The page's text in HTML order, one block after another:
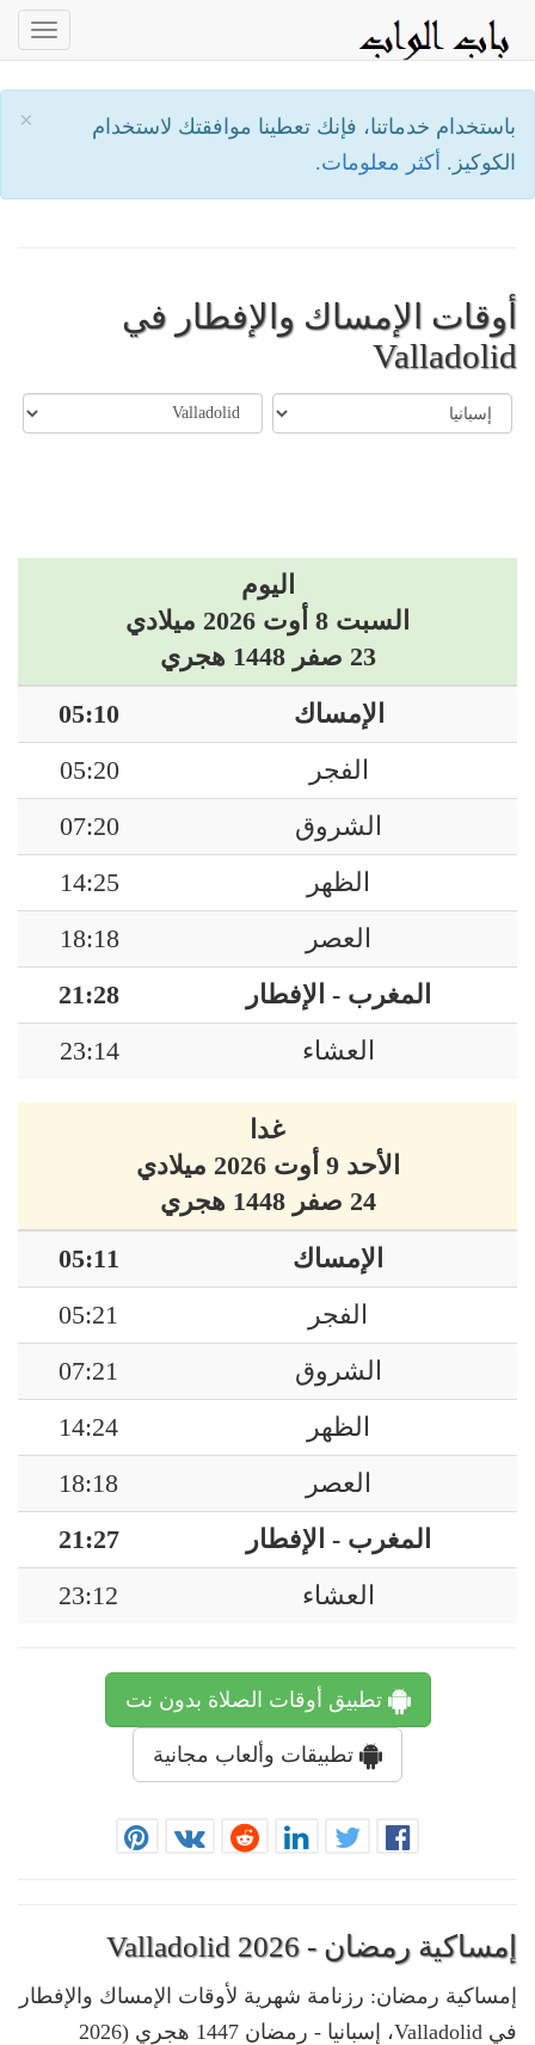
×
باستخدام خدماتنا، فإنك تعطينا موافقتك لاستخدام
الكوكيز. أكثر معلومات.
أوقات الإمساك والإفطار في
Valladolid
اليوم
السبت 8 أوت 2026 ميلادي
23 صفر 1448 هجري
الإمساك
05:10
الفجر
05:20
الشروق
07:20
الظهر
14:25
العصر
18:18
المغرب - الإفطار
21:28
العشاء
23:14
غدا
الأحد 9 أوت 2026 ميلادي
24 صفر 1448 هجري
الإمساك
05:11
الفجر
05:21
الشروق
07:21
الظهر
14:24
العصر
18:18
المغرب - الإفطار
21:27
العشاء
23:12
تطبيق أوقات الصلاة بدون نت
تطبيقات وألعاب مجانية
إمساكية رمضان - Valladolid 2026
إمساكية رمضان: رزنامة شهرية لأوقات الإمساك والإفطار
في Valladolid، إسبانيا - رمضان 1447 هجري (2026